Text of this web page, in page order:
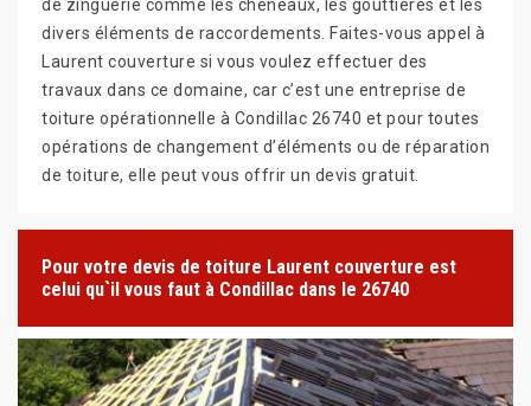
de zinguerie comme les chéneaux, les gouttières et les
divers éléments de raccordements. Faites-vous appel à
Laurent couverture si vous voulez effectuer des
travaux dans ce domaine, car c’est une entreprise de
toiture opérationnelle à Condillac 26740 et pour toutes
opérations de changement d’éléments ou de réparation
de toiture, elle peut vous offrir un devis gratuit.
Pour votre devis de toiture Laurent couverture est
celui qu`il vous faut à Condillac dans le 26740